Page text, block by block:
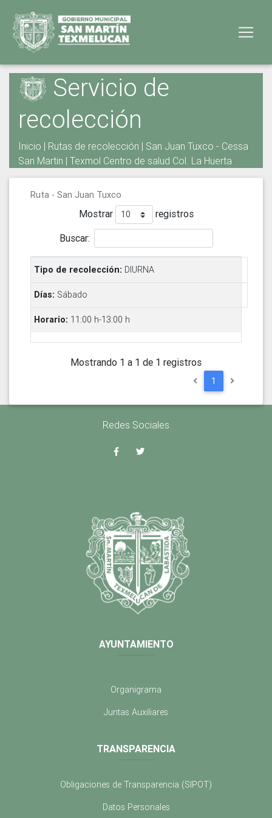
Servicio de
recolección
Inicio | Rutas de recolección | San Juan Tuxco - Cessa
San Martin | Texmol Centro de salud Col. La Huerta
Ruta - San Juan Tuxco
Mostrar
registros
Buscar:
DIURNA
Sábado
11:00 h-13:00 h
Mostrando 1 a 1 de 1 registros
1
Redes Sociales
AYUNTAMIENTO
Organigrama
Juntas Auxiliares
TRANSPARENCIA
Obligaciones de Transparencia (SIPOT)
Datos Personales